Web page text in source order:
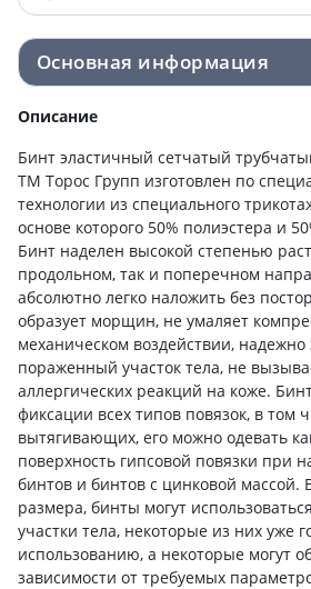
Основная информация
Описание
Бинт эластичный сетчатый
ТМ Торос Групп изготовлен по
технологии из специального
основе которого 50% полиэстера и
Бинт наделен высокой степенью
продольном, так и поперечном
абсолютно легко наложить без
образует морщин, не умаляет
механическом воздействии,
пораженный участок тела, не
аллергических реакций на коже.
фиксации всех типов повязок, в том
вытягивающих, его можно одевать
поверхность гипсовой повязки при
бинтов и бинтов с цинковой массой.
размера, бинты могут
участки тела, некоторые из них уже
использованию, а некоторые могут
зависимости от требуемых